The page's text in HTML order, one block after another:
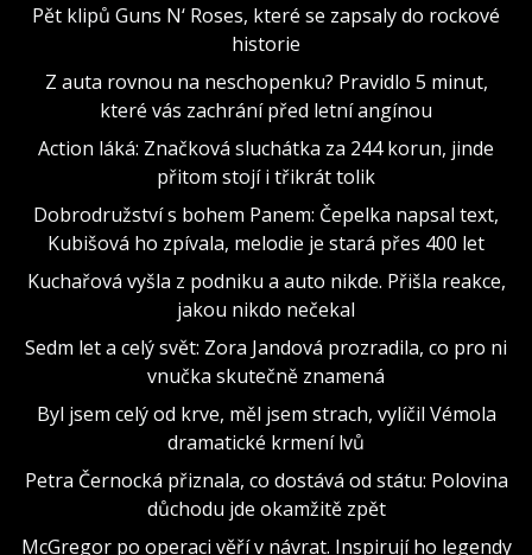
Pět klipů Guns N‘ Roses, které se zapsaly do rockové
historie
Z auta rovnou na neschopenku? Pravidlo 5 minut,
které vás zachrání před letní angínou
Action láká: Značková sluchátka za 244 korun, jinde
přitom stojí i třikrát tolik
Dobrodružství s bohem Panem: Čepelka napsal text,
Kubišová ho zpívala, melodie je stará přes 400 let
Kuchařová vyšla z podniku a auto nikde. Přišla reakce,
jakou nikdo nečekal
Sedm let a celý svět: Zora Jandová prozradila, co pro ni
vnučka skutečně znamená
Byl jsem celý od krve, měl jsem strach, vylíčil Vémola
dramatické krmení lvů
Petra Černocká přiznala, co dostává od státu: Polovina
důchodu jde okamžitě zpět
McGregor po operaci věří v návrat. Inspirují ho legendy